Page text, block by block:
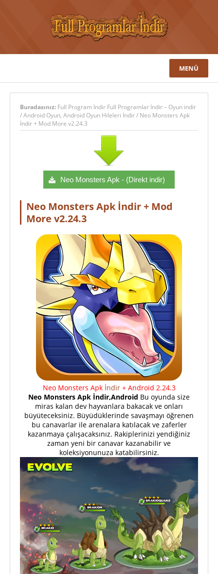
MENÜ
Buradasınız: Full Program İndir Full Programlar İndir – Oyun indir
/Android Oyun, Android Oyun Hileleri İndir/ Neo Monsters Apk
İndir + Mod More v2.24.3
Neo Monsters Apk - (Direkt indir)
Neo Monsters Apk İndir + Mod
More v2.24.3
Neo Monsters Apk İndir+ Android 2.24.3
Neo Monsters Apk İndir,Android Bu oyunda size
miras kalan dev hayvanlara bakacak ve onları
büyüteceksiniz. Büyüdüklerinde savaşmayı öğrenen
bu canavarlar ile arenalara katılacak ve zaferler
kazanmaya çalışacaksınız. Rakiplerinizi yendiğiniz
zaman yeni bir canavar kazanabilir ve
koleksiyonunuza katabilirsiniz.